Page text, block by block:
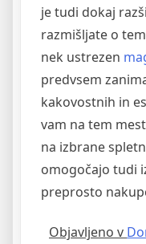
je tudi dokaj
razmišljate o
nek ustrezen
predvsem
kakovostnih in
vam na tem
na izbrane
omogočajo tudi
preprosto
Objavljeno v